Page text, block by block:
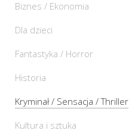
Biznes / Ekonomia
Dla dzieci
Fantastyka / Horror
Historia
Kryminał / Sensacja / Thriller
Kultura i sztuka